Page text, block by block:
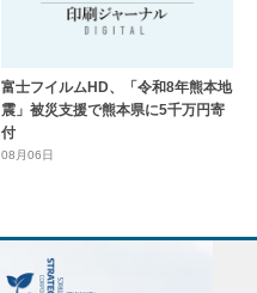
富士フイルムHD、「令和8年熊本地
震」被災支援で熊本県に5千万円寄
付
08月06日